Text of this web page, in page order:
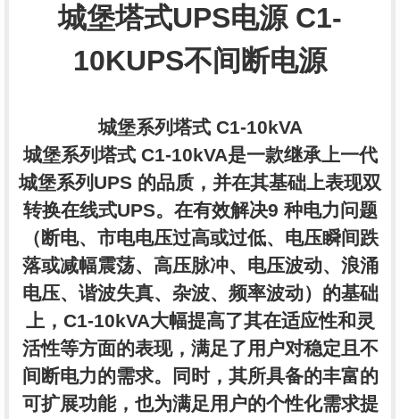
城堡塔式UPS电源 C1-
10KUPS不间断电源
城堡系列塔式 C1-10kVA
城堡系列塔式 C1-10kVA是一款继承上一代
城堡系列UPS 的品质，并在其基础上表现双
转换在线式UPS。在有效解决9 种电力问题
（断电、市电电压过高或过低、电压瞬间跌
落或减幅震荡、高压脉冲、电压波动、浪涌
电压、谐波失真、杂波、频率波动）的基础
上，C1-10kVA大幅提高了其在适应性和灵
活性等方面的表现，满足了用户对稳定且不
间断电力的需求。同时，其所具备的丰富的
可扩展功能，也为满足用户的个性化需求提